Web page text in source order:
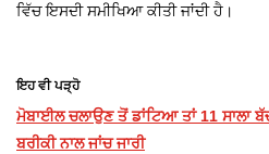
ਵਿੱਚ ਇਸਦੀ ਸਮੀਖਿਆ ਕੀਤੀ ਜਾਂਦੀ ਹੈ।
ਇਹ ਵੀ ਪੜ੍ਹੋ
ਮੋਬਾਈਲ ਚਲਾਉਣ ਤੋਂ ਡਾਂਟਿਆ ਤਾਂ 11 ਸਾਲਾ
ਬਰੀਕੀ ਨਾਲ ਜਾਂਚ ਜਾਰੀ